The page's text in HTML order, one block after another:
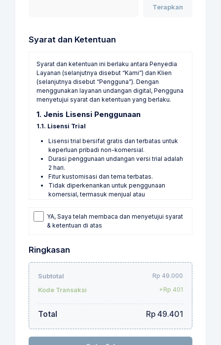
Terapkan
Syarat dan Ketentuan
Syarat dan ketentuan ini berlaku antara Penyedia
Layanan (selanjutnya disebut “Kami”) dan Klien
(selanjutnya disebut “Pengguna”). Dengan
menggunakan layanan undangan digital, Pengguna
menyetujui syarat dan ketentuan yang berlaku.
1. Jenis Lisensi Penggunaan
1.1. Lisensi Trial
Lisensi trial bersifat gratis dan terbatas untuk
keperluan pribadi non-komersial.
Durasi penggunaan undangan versi trial adalah
2 hari.
Fitur kustomisasi dan tema terbatas.
Tidak diperkenankan untuk penggunaan
komersial, termasuk menjual atau
1.2. Lisensi Personal
pernikahan, ulang tahun, khitan atau aqiqah.
pihak ketiga.
1.3. Lisensi Reseller
Pengguna untuk menjual ulang undangan
YA, Saya telah membaca dan menyetujui syarat
& ketentuan di atas
Ringkasan
Subtotal
Rp 49.000
Kode Transaksi
+Rp 401
Total Rp 49.401